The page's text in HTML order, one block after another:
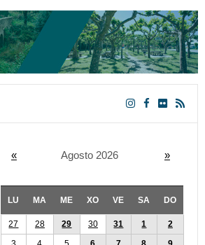
« Agosto 2026 »
LU MA ME XO VE SA DO
27 28 29 30 31 1
2